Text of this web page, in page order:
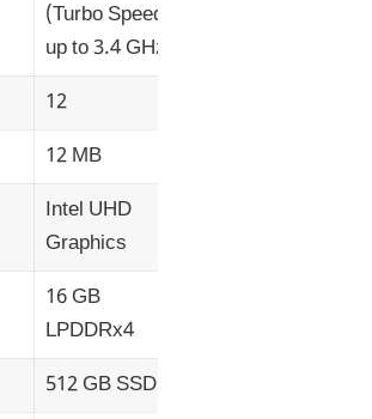
(Turbo Speed
up to 3.4 GHz)
12
12 MB
Intel UHD
Graphics
16 GB
LPDDRx4
512 GB SSD